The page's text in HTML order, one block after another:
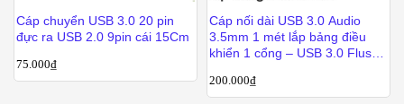
Cáp chuyển USB 3.0 20 pin
đực ra USB 2.0 9pin cái 15Cm
75.000₫
Cáp nối dài USB 3.0 Audio
3.5mm 1 mét lắp bảng điều
khiển 1 cổng – USB 3.0 Flush
3.5mm female
200.000₫